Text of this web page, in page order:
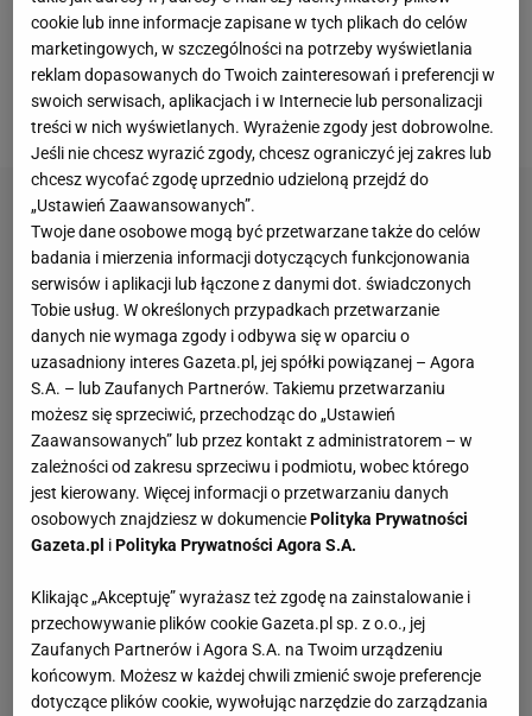
to fenomenalny trener, który zdołał kompletnie
odmienić naszą mentalność – przekonuje Arrigo
Sacchi, a sam Mancini podkreśla: – Gramy, by
cieszyć się grą.
cookie lub inne informacje zapisane w tych plikach do celów
marketingowych, w szczególności na potrzeby wyświetlania
reklam dopasowanych do Twoich zainteresowań i preferencji w
swoich serwisach, aplikacjach i w Internecie lub personalizacji
treści w nich wyświetlanych. Wyrażenie zgody jest dobrowolne.
Jeśli nie chcesz wyrazić zgody, chcesz ograniczyć jej zakres lub
chcesz wycofać zgodę uprzednio udzieloną przejdź do
„Ustawień Zaawansowanych”.
Twoje dane osobowe mogą być przetwarzane także do celów
badania i mierzenia informacji dotyczących funkcjonowania
serwisów i aplikacji lub łączone z danymi dot. świadczonych
Tobie usług. W określonych przypadkach przetwarzanie
danych nie wymaga zgody i odbywa się w oparciu o
uzasadniony interes Gazeta.pl, jej spółki powiązanej – Agora
S.A. – lub Zaufanych Partnerów. Takiemu przetwarzaniu
możesz się sprzeciwić, przechodząc do „Ustawień
Zaawansowanych” lub przez kontakt z administratorem – w
zależności od zakresu sprzeciwu i podmiotu, wobec którego
jest kierowany. Więcej informacji o przetwarzaniu danych
osobowych znajdziesz w dokumenciePolityka Prywatności
Gazeta.pl iPolityka Prywatności Agora S.A.
Klikając „Akceptuję” wyrażasz też zgodę na zainstalowanie i
przechowywanie plików cookie Gazeta.pl sp. z o.o., jej
Zaufanych Partnerów i Agora S.A. na Twoim urządzeniu
końcowym. Możesz w każdej chwili zmienić swoje preferencje
dotyczące plików cookie, wywołując narzędzie do zarządzania